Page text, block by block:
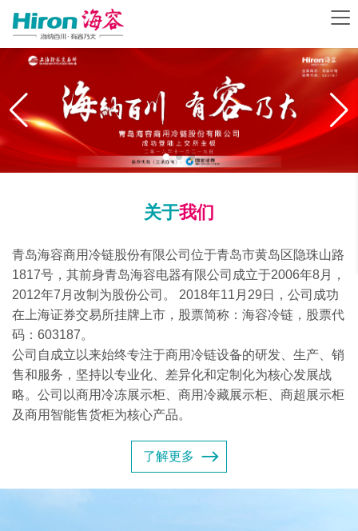
关于我们
青岛海容商用冷链股份有限公司位于青岛市黄岛区隐珠山路
1817号，其前身青岛海容电器有限公司成立于2006年8月，
2012年7月改制为股份公司。 2018年11月29日，公司成功
在上海证券交易所挂牌上市，股票简称：海容冷链，股票代
码：603187。
公司自成立以来始终专注于商用冷链设备的研发、生产、销
售和服务，坚持以专业化、差异化和定制化为核心发展战
略。公司以商用冷冻展示柜、商用冷藏展示柜、商超展示柜
及商用智能售货柜为核心产品。
了解更多